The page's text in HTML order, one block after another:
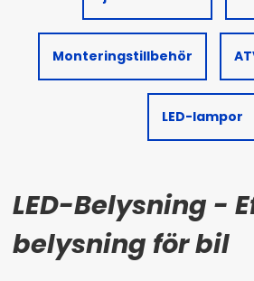
Monteringstillbehör
LED-lampor
LED-Belysning -
belysning för bil